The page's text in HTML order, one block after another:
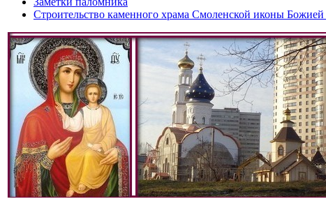
Строительство каменного храма Смоленской иконы